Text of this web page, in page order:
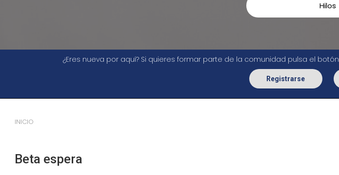
Hilos
¿Eres nueva por aquí? Si quieres formar parte de la comunidad pulsa el botón
Registrarse
INICIO
Beta espera